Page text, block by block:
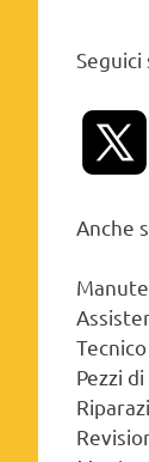
Seguici
Anche
Pezzi